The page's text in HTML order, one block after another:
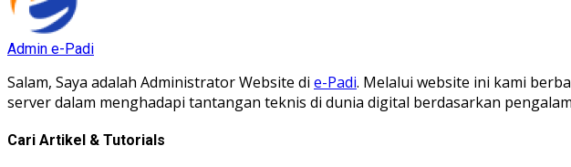
Admin e-Padi
Salam, Saya adalah Administrator Website di e-Padi. Melalui website ini kami
server dalam menghadapi tantangan teknis di dunia digital berdasarkan
Cari Artikel & Tutorials